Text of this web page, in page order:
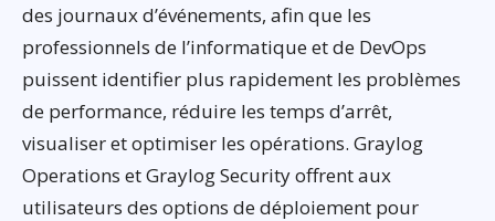
des journaux d’événements, afin que les
professionnels de l’informatique et de DevOps
puissent identifier plus rapidement les problèmes
de performance, réduire les temps d’arrêt,
visualiser et optimiser les opérations. Graylog
Operations et Graylog Security offrent aux
utilisateurs des options de déploiement pour